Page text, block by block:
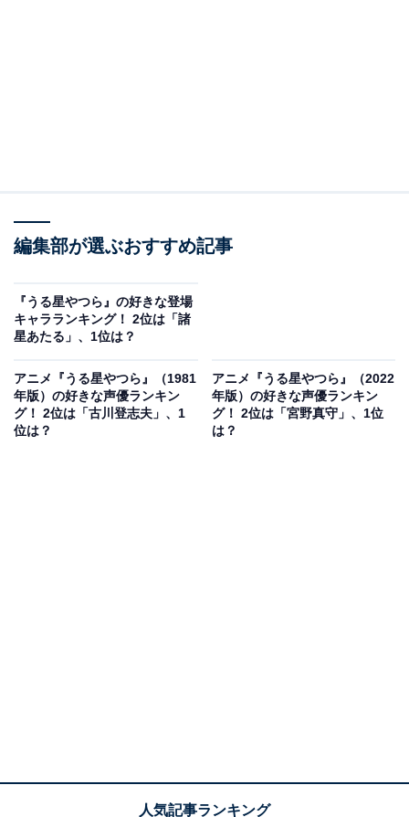
は今なお健在で、2020年11月時点で累計発行部数は
3500万部を突破。2022年10月から2023年3月にかけて、
います。
ラブも少し入っていて、このパターンは高橋留美子先生
が作ったのではと思うほど面白い！！」（千葉県・40代
女性）のようにストーリー性の高さを評価する声や、
編集部が選ぶおすすめ記事
『うる星やつら』の好きな登場
キャラランキング！ 2位は「諸
星あたる」、1位は？
アニメ『うる星やつら』（1981
年版）の好きな声優ランキン
グ！ 2位は「古川登志夫」、1
位は？
アニメ『うる星やつら』（2022
年版）の好きな声優ランキン
グ！ 2位は「宮野真守」、1位
は？